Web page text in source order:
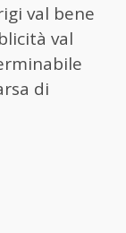
val bene
val
di